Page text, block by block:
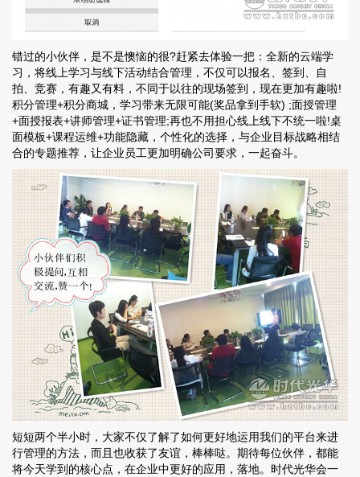
错过的小伙伴，是不是懊恼的很?赶紧去体验一把：全新的云端学
习，将线上学习与线下活动结合管理，不仅可以报名、签到、自
拍、竞赛，有趣又有料，不同于以往的现场签到，现在更加有趣啦!
积分管理+积分商城，学习带来无限可能(奖品拿到手软) ;面授管理
+面授报表+讲师管理+证书管理;再也不用担心线上线下不统一啦!桌
面模板+课程运维+功能隐藏，个性化的选择，与企业目标战略相结
合的专题推荐，让企业员工更加明确公司要求，一起奋斗。
短短两个半小时，大家不仅了解了如何更好地运用我们的平台来进
行管理的方法，而且也收获了友谊，棒棒哒。期待每位伙伴，都能
将今天学到的核心点，在企业中更好的应用，落地。时代光华会一